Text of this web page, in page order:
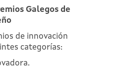
Galegos de
de innovación
categorías: